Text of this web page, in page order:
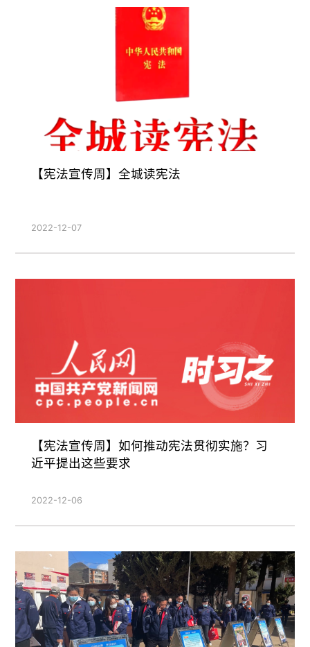
【宪法宣传周】全城读宪法
2022-12-07
【宪法宣传周】如何推动宪法贯彻实施？习
近平提出这些要求
2022-12-06